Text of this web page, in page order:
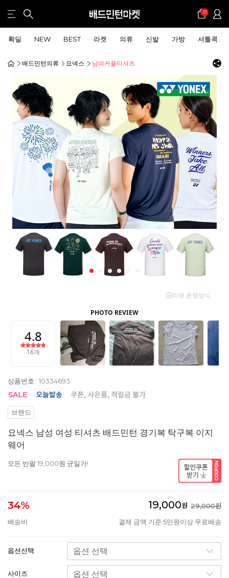
0
확딜 NEW BEST 라켓 의류 신발 가방 셔틀콕
배드민턴의류 요넥스 남여커플티셔츠
상품번호 : 10334693
브랜드
요넥스 남성 여성 티셔츠 배드민턴 경기복 탁구복 이지
웨어
모든 반팔 19,000원 균일가!
34% 19,000원 29,000원
배송비
결제 금액 기준 5만원이상 무료배송
옵션선택
사이즈